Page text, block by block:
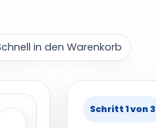
in den Warenkorb
Schritt 1 von 3